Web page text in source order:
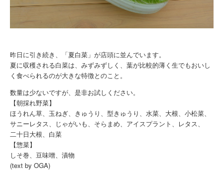
昨日に引き続き、「夏白菜」が店頭に並んでいます。
夏に収穫される白菜は、みずみずしく、葉が比較的薄く生でもおいし
く食べられるのが大きな特徴とのこと。
数量は少ないですが、是非お試しください。
【朝採れ野菜】
ほうれん草、玉ねぎ、きゅうり、型きゅうり、水菜、大根、小松菜、
サニーレタス、じゃがいも、そらまめ、アイスプラント、レタス、
二十日大根、白菜
【惣菜】
しそ巻、豆味噌、漬物
(text by OGA)